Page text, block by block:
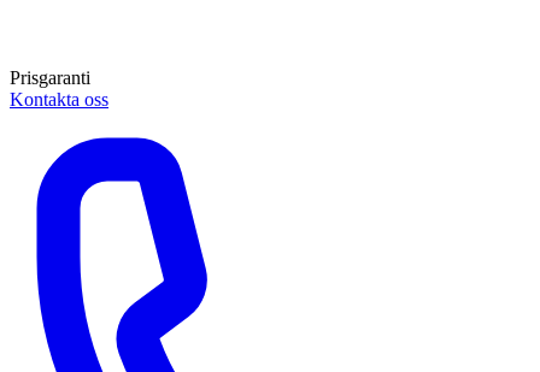
Prisgaranti
Kontakta oss